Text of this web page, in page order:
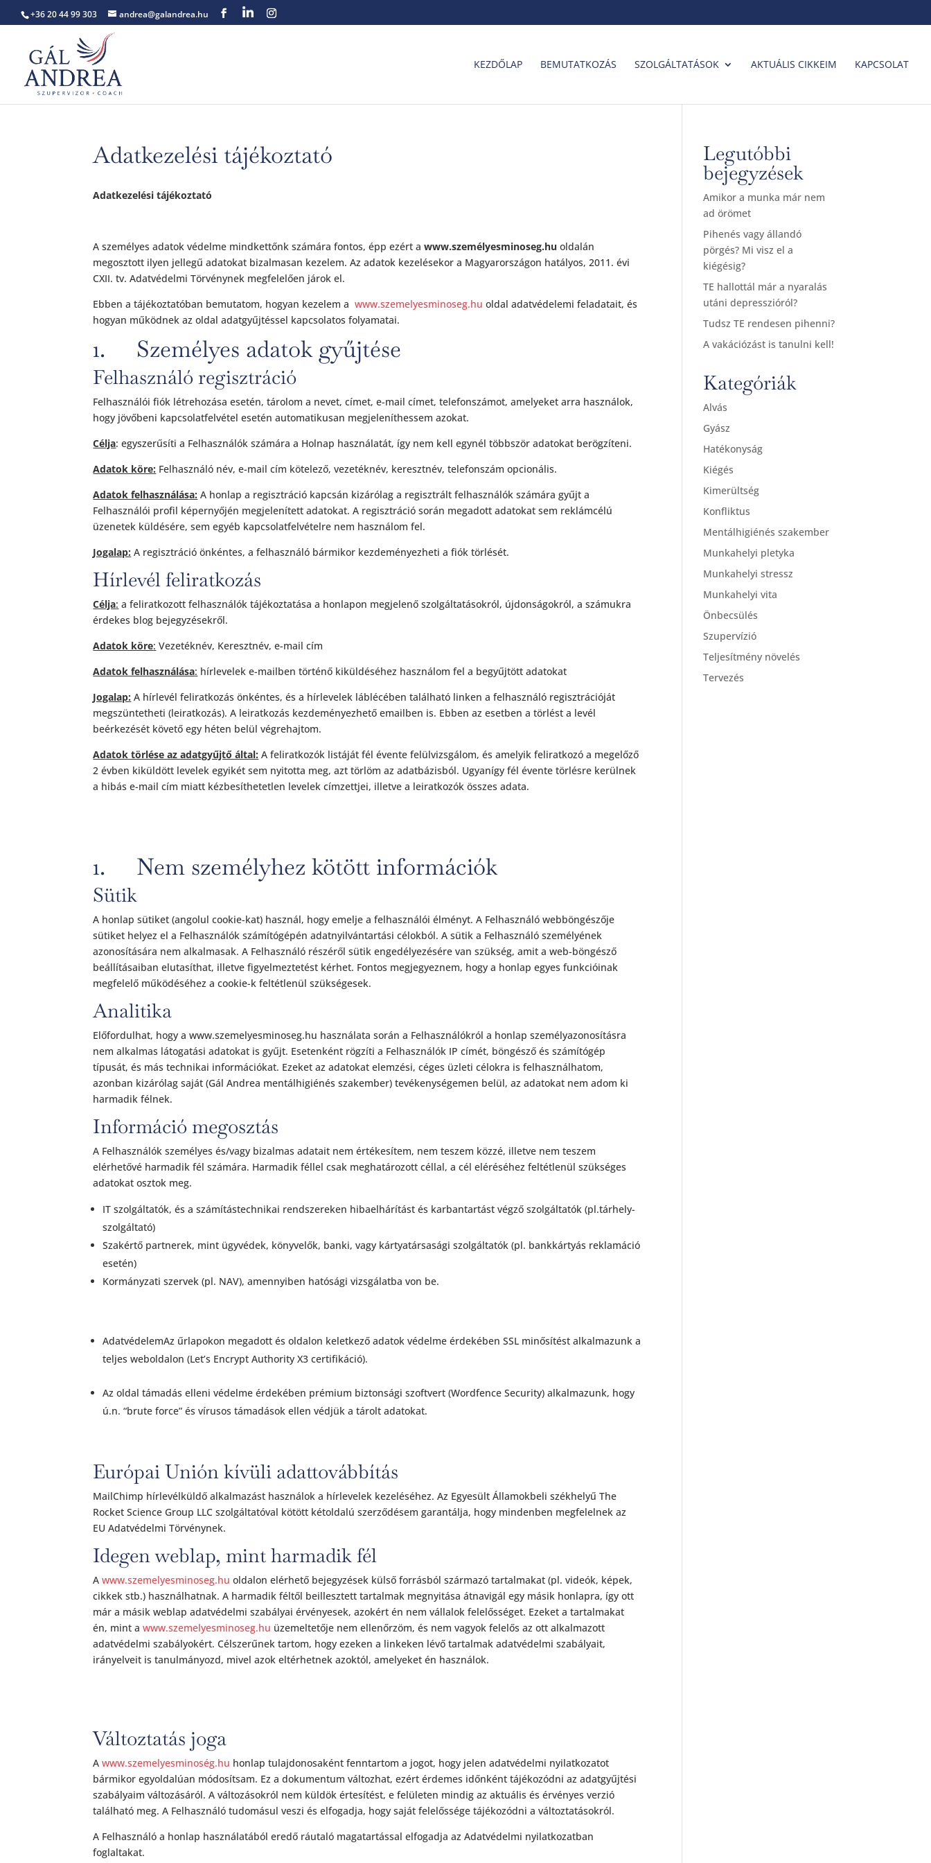
+36 20 44 99 303 andrea@galandrea.hu
KEZDŐLAP BEMUTATKOZÁS SZOLGÁLTATÁSOK AKTUÁLIS CIKKEIM KAPCSOLAT
Adatkezelési tájékoztató
Adatkezelési tájékoztató
A személyes adatok védelme mindkettőnk számára fontos, épp ezért awww.személyesminoseg.hu oldalán
megosztott ilyen jellegű adatokat bizalmasan kezelem. Az adatok kezelésekor a Magyarországon hatályos, 2011. évi
CXII. tv. Adatvédelmi Törvénynek megfelelően járok el.
Ebben a tájékoztatóban bemutatom, hogyan kezelem awww.szemelyesminoseg.hu oldal adatvédelemi feladatait, és
hogyan működnek az oldal adatgyűjtéssel kapcsolatos folyamatai.
1. Személyes adatok gyűjtése
Felhasználó regisztráció
Felhasználói fiók létrehozása esetén, tárolom a nevet, címet, e-mail címet, telefonszámot, amelyeket arra használok,
hogy jövőbeni kapcsolatfelvétel esetén automatikusan megjeleníthessem azokat.
Célja: egyszerűsíti a Felhasználók számára a Holnap használatát, így nem kell egynél többször adatokat berögzíteni.
Adatok köre: Felhasználó név, e-mail cím kötelező, vezetéknév, keresztnév, telefonszám opcionális.
Adatok felhasználása: A honlap a regisztráció kapcsán kizárólag a regisztrált felhasználók számára gyűjt a
Felhasználói profil képernyőjén megjelenített adatokat. A regisztráció során megadott adatokat sem reklámcélú
üzenetek küldésére, sem egyéb kapcsolatfelvételre nem használom fel.
Jogalap: A regisztráció önkéntes, a felhasználó bármikor kezdeményezheti a fiók törlését.
Hírlevél feliratkozás
Célja: a feliratkozott felhasználók tájékoztatása a honlapon megjelenő szolgáltatásokról, újdonságokról, a számukra
érdekes blog bejegyzésekről.
Adatok köre: Vezetéknév, Keresztnév, e-mail cím
Adatok felhasználása: hírlevelek e-mailben történő kiküldéséhez használom fel a begyűjtött adatokat
Jogalap: A hírlevél feliratkozás önkéntes, és a hírlevelek láblécében található linken a felhasználó regisztrációját
megszüntetheti (leiratkozás). A leiratkozás kezdeményezhető emailben is. Ebben az esetben a törlést a levél
beérkezését követő egy héten belül végrehajtom.
Adatok törlése az adatgyűjtő által: A feliratkozók listáját fél évente felülvizsgálom, és amelyik feliratkozó a megelőző
2 évben kiküldött levelek egyikét sem nyitotta meg, azt törlöm az adatbázisból. Ugyanígy fél évente törlésre kerülnek
a hibás e-mail cím miatt kézbesíthetetlen levelek címzettjei, illetve a leiratkozók összes adata.
1. Nem személyhez kötött információk
Sütik
A honlap sütiket (angolul cookie-kat) használ, hogy emelje a felhasználói élményt. A Felhasználó webböngészője
sütiket helyez el a Felhasználók számítógépén adatnyilvántartási célokból. A sütik a Felhasználó személyének
azonosítására nem alkalmasak. A Felhasználó részéről sütik engedélyezésére van szükség, amit a web-böngésző
beállításaiban elutasíthat, illetve figyelmeztetést kérhet. Fontos megjegyeznem, hogy a honlap egyes funkcióinak
megfelelő működéséhez a cookie-k feltétlenül szükségesek.
Analitika
Előfordulhat, hogy a www.szemelyesminoseg.hu használata során a Felhasználókról a honlap személyazonosításra
nem alkalmas látogatási adatokat is gyűjt. Esetenként rögzíti a Felhasználók IP címét, böngésző és számítógép
típusát, és más technikai információkat. Ezeket az adatokat elemzési, céges üzleti célokra is felhasználhatom,
azonban kizárólag saját (Gál Andrea mentálhigiénés szakember) tevékenységemen belül, az adatokat nem adom ki
harmadik félnek.
Információ megosztás
A Felhasználók személyes és/vagy bizalmas adatait nem értékesítem, nem teszem közzé, illetve nem teszem
elérhetővé harmadik fél számára. Harmadik féllel csak meghatározott céllal, a cél eléréséhez feltétlenül szükséges
adatokat osztok meg.
IT szolgáltatók, és a számítástechnikai rendszereken hibaelhárítást és karbantartást végző szolgáltatók (pl.tárhely-
szolgáltató)
Szakértő partnerek, mint ügyvédek, könyvelők, banki, vagy kártyatársasági szolgáltatók (pl. bankkártyás reklamáció
esetén)
Kormányzati szervek (pl. NAV), amennyiben hatósági vizsgálatba von be.
AdatvédelemAz űrlapokon megadott és oldalon keletkező adatok védelme érdekében SSL minősítést alkalmazunk a
teljes weboldalon (Let’s Encrypt Authority X3 certifikáció).
Az oldal támadás elleni védelme érdekében prémium biztonsági szoftvert (Wordfence Security) alkalmazunk, hogy
ú.n. “brute force” és vírusos támadások ellen védjük a tárolt adatokat.
Európai Unión kívüli adattovábbítás
MailChimp hírlevélküldő alkalmazást használok a hírlevelek kezeléséhez. Az Egyesült Államokbeli székhelyű The
Rocket Science Group LLC szolgáltatóval kötött kétoldalú szerződésem garantálja, hogy mindenben megfelelnek az
EU Adatvédelmi Törvénynek.
Idegen weblap, mint harmadik fél
Awww.szemelyesminoseg.hu oldalon elérhető bejegyzések külső forrásból származó tartalmakat (pl. videók, képek,
cikkek stb.) használhatnak. A harmadik féltől beillesztett tartalmak megnyitása átnavigál egy másik honlapra, így ott
már a másik weblap adatvédelmi szabályai érvényesek, azokért én nem vállalok felelősséget. Ezeket a tartalmakat
én, mint awww.szemelyesminoseg.hu üzemeltetője nem ellenőrzöm, és nem vagyok felelős az ott alkalmazott
adatvédelmi szabályokért. Célszerűnek tartom, hogy ezeken a linkeken lévő tartalmak adatvédelmi szabályait,
irányelveit is tanulmányozd, mivel azok eltérhetnek azoktól, amelyeket én használok.
Változtatás joga
Awww.szemelyesminoség.hu honlap tulajdonosaként fenntartom a jogot, hogy jelen adatvédelmi nyilatkozatot
bármikor egyoldalúan módosítsam. Ez a dokumentum változhat, ezért érdemes időnként tájékozódni az adatgyűjtési
szabályaim változásáról. A változásokról nem küldök értesítést, e felületen mindig az aktuális és érvényes verzió
található meg. A Felhasználó tudomásul veszi és elfogadja, hogy saját felelőssége tájékozódni a változtatásokról.
A Felhasználó a honlap használatából eredő ráutaló magatartással elfogadja az Adatvédelmi nyilatkozatban
foglaltakat.
Legutóbbi
bejegyzések
Amikor a munka már nem
ad örömet
Pihenés vagy állandó
pörgés? Mi visz el a
kiégésig?
TE hallottál már a nyaralás
utáni depresszióról?
Tudsz TE rendesen pihenni?
A vakációzást is tanulni kell!
Kategóriák
Alvás
Gyász
Hatékonyság
Kiégés
Kimerültség
Konfliktus
Mentálhigiénés szakember
Munkahelyi pletyka
Munkahelyi stressz
Munkahelyi vita
Önbecsülés
Szupervízió
Teljesítmény növelés
Tervezés